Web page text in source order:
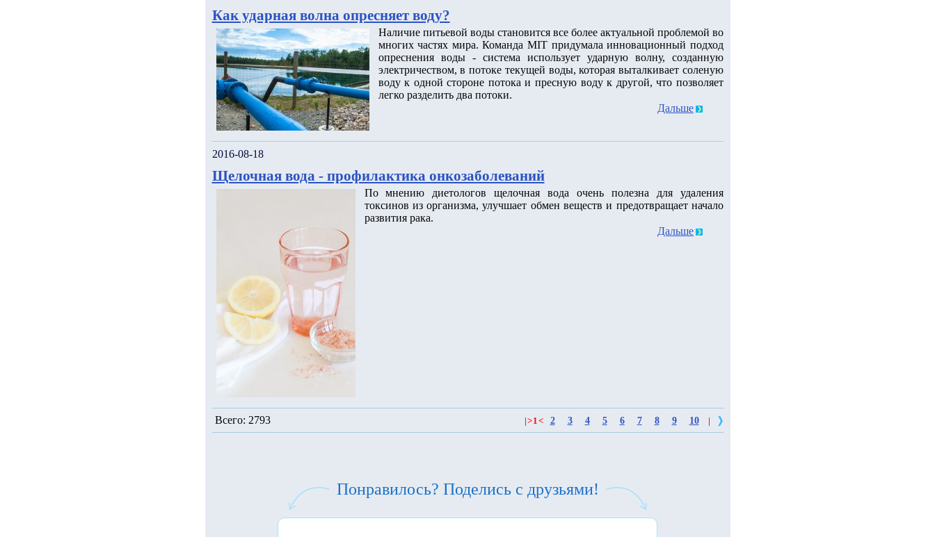
Как ударная волна опресняет воду?
Наличие питьевой воды становится все более актуальной проблемой во
многих частях мира. Команда MIT придумала инновационный подход
опреснения воды - система использует ударную волну, созданную
электричеством, в потоке текущей воды, которая выталкивает соленую
воду к одной стороне потока и пресную воду к другой, что позволяет
легко разделить два потоки.
Дальше
2016-08-18
Щелочная вода - профилактика онкозаболеваний
По мнению диетологов щелочная вода очень полезна для удаления
токсинов из организма, улучшает обмен веществ и предотвращает начало
развития рака.
Дальше
Всего: 2793 >1< 2 3 4 5 6 7 8 9 10
Понравилось? Поделись с друзьями!